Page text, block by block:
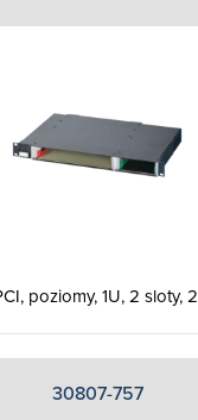
poziomy, 1U, 2 sloty,
30807-757